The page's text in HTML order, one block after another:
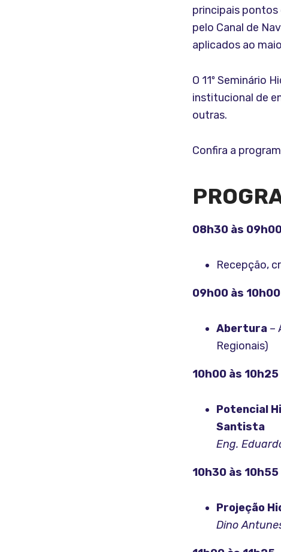
principais
pelo Canal de
aplicados ao
O 11º Seminário
institucional de
outras.
Confira a
08h30 às
Recepção,
09h00 às 10h00
Abertura –
Regionais)
10h00 às 10h25
Potencial
Santista
Eng.
10h30 às 10h55
Projeção
Dino